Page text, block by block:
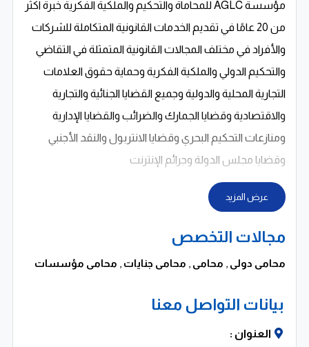
مؤسسة AGLC للمحاماة والتحكيم والملكية الفكرية خبرة اكثر
من 20 عامًا في تقديم الخدمات القانونية المتكاملة للشركات
والأفراد في مختلف المجالات القانونية المتمثلة في التقاضي
والتحكيم الدولي والملكية الفكرية وحماية حقوق العلامات
التجارية المحلية والدولية وجميع القضايا الجنائية والتجارية
والاقتصادية وقضايا الجمارك والضرائب والقضايا الإدارية
ومنازعات التحكيم البحري وقضايا الانتربول والنقد الأجنبي
وقضايا مجلس الدولة وجرائم الإنترنت
عرض المزيد
مجالات التخصص
محامى دولى , محامى , محامى جنايات , محامى مؤسسات
بيانات التواصل معنا
العنوان :